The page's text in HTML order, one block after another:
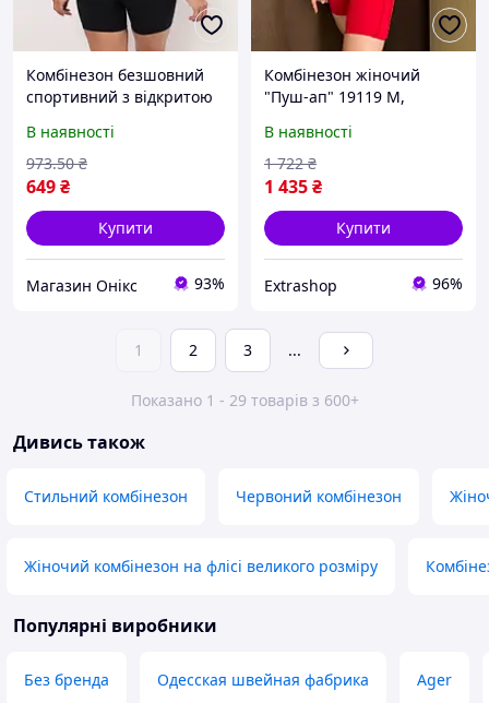
Комбінезон безшовний
спортивний з відкритою
хороша якість
В наявності
649₴
973.50 ₴
Купити
Магазин Онікс 93%
Комбінезон жіночий
"Пуш-ап" 19119 M,
йоги та фітнесу.
В наявності
1 435₴
1 722 ₴
Купити
Extrashop 96%
1 2 3 ...
Показано 1 - 29 товарів з 600+
Дивись також
Стильний комбінезон Червоний комбінезон
Жіночий комбінезон на флісі великого розміру
Популярні виробники
Без бренда Одесская швейная фабрика Ager